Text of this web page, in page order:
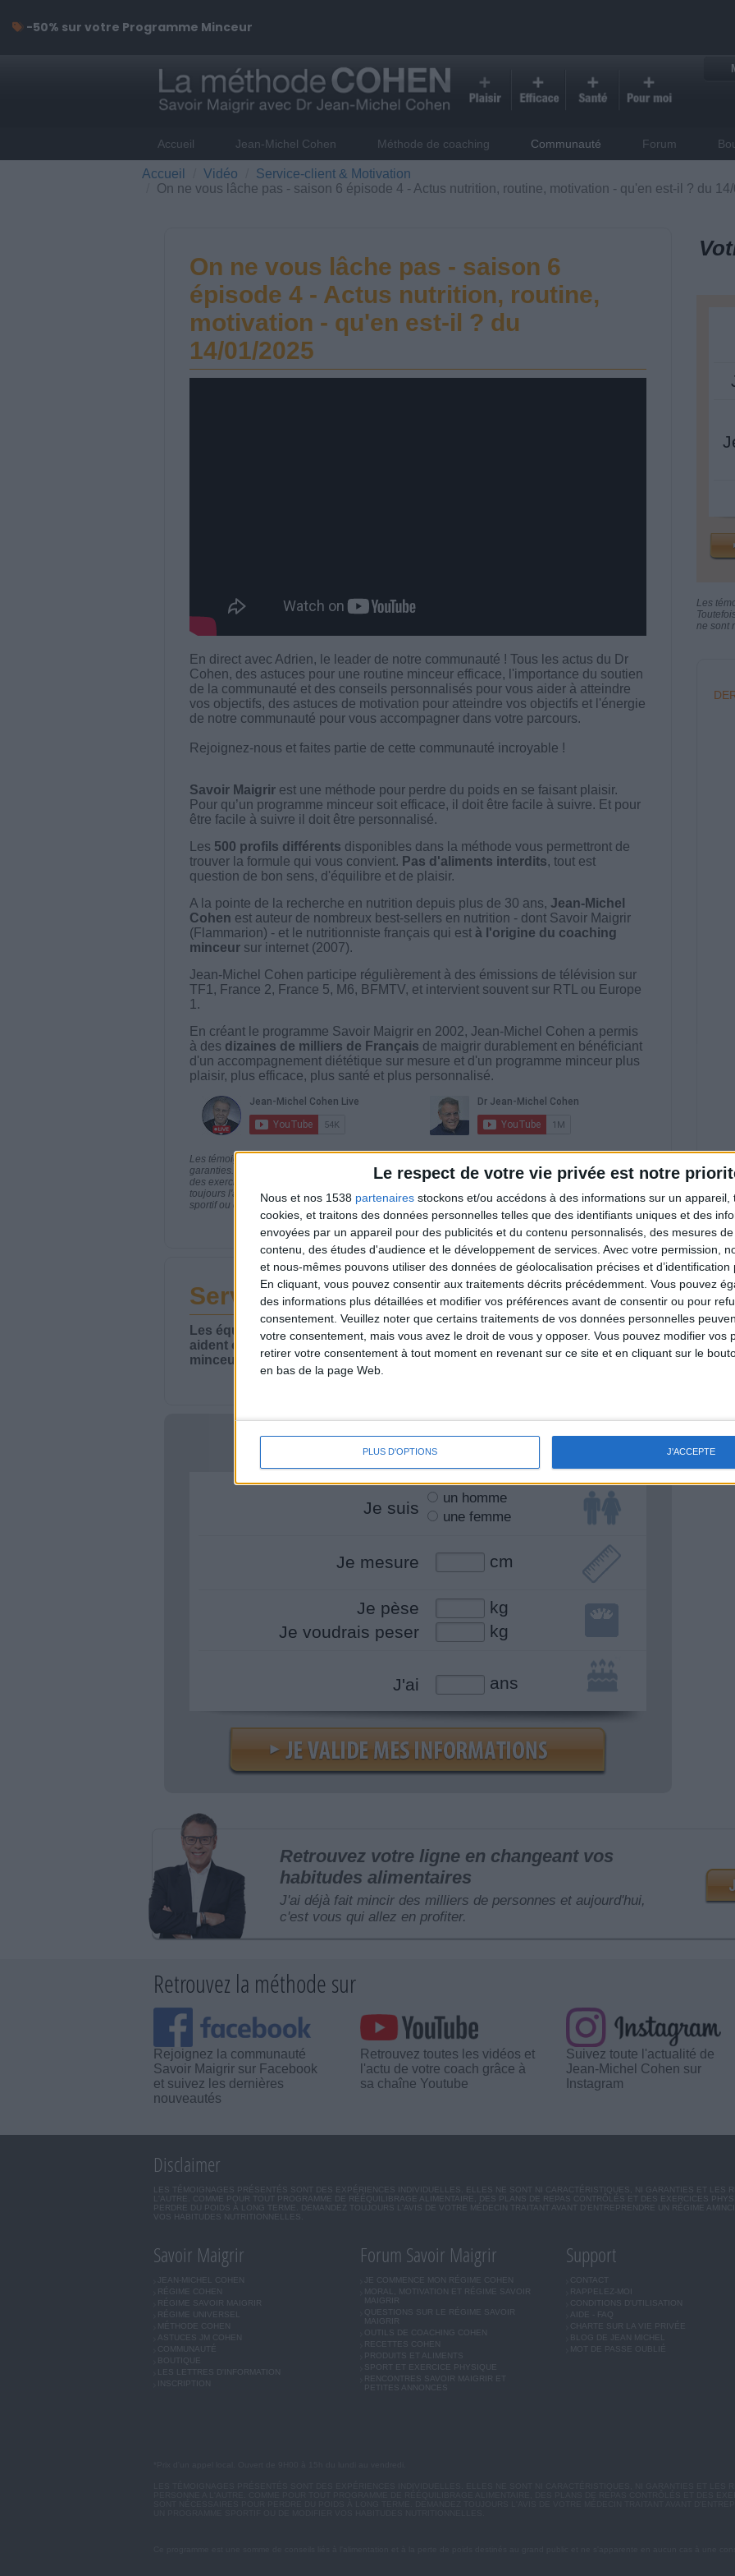
Le respect de votre vie privée est notre
Nous et nos 1538 partenaires stockons et/ou accédons à des informations sur un appareil,
cookies, et traitons des données personnelles telles que des identifiants uniques et des
envoyées par un appareil pour des publicités et du contenu personnalisés, des mesures
contenu, des études d'audience et le développement de services. Avec votre permission,
et nous-mêmes pouvons utiliser des données de géolocalisation précises et d’identification
En cliquant, vous pouvez consentir aux traitements décrits précédemment. Vous pouvez
des informations plus détaillées et modifier vos préférences avant de consentir ou pour
consentement. Veuillez noter que certains traitements de vos données personnelles
votre consentement, mais vous avez le droit de vous y opposer. Vous pouvez modifier vos
retirer votre consentement à tout moment en revenant sur ce site et en cliquant sur le
en bas de la page Web.
PLUS D'OPTIONS J'ACCEPTE
Accueil Jean-Michel Cohen Méthode de coaching Communauté Forum
Accueil Vidéo
Service-client & Motivation
On ne vous lâche pas - saison 6 épisode 4 - Actus nutrition, routine, motivation - qu'en est-il ? du
On ne vous lâche pas - saison 6
épisode 4 - Actus nutrition, routine,
motivation - qu'en est-il ? du
14/01/2025
En direct avec Adrien, le leader de notre communauté ! Tous les actus du Dr
Cohen, des astuces pour une routine minceur efficace, l'importance du soutien
de la communauté et des conseils personnalisés pour vous aider à atteindre
vos objectifs, des astuces de motivation pour atteindre vos objectifs et l'énergie
de notre communauté pour vous accompagner dans votre parcours.
Rejoignez-nous et faites partie de cette communauté incroyable !
Savoir Maigrirest une méthode pour perdre du poids en se faisant plaisir.
Pour qu’un programme minceur soit efficace, il doit être facile à suivre. Et pour
être facile à suivre il doit être personnalisé.
Les 500 profils différents disponibles dans la méthode vous permettront de
trouver la formule qui vous convient. Pas d'aliments interdits, tout est
question de bon sens, d'équilibre et de plaisir.
A la pointe de la recherche en nutrition depuis plus de 30 ans, Jean-Michel
Cohen est auteur de nombreux best-sellers en nutrition - dont Savoir Maigrir
(Flammarion) - et le nutritionniste français qui est à l'origine du coaching
minceursur internet (2007).
Jean-Michel Cohen participe régulièrement à des émissions de télévision sur
TF1, France 2, France 5, M6, BFMTV, et intervient souvent sur RTL ou Europe
1.
En créant le programme Savoir Maigrir en 2002, Jean-Michel Cohen a permis
à des dizaines de milliers de Français de maigrir durablement en bénéficiant
d'un accompagnement diététique sur mesure et d'un programme minceur plus
plaisir, plus efficace, plus santé et plus personnalisé.
Les témoignages présentés sont des expériences individuelles qui ne sont ni caractéristiques, ni
garanties. Comme pour tout programme de rééquilibrage alimentaire, des plans de repas contrôlés et
des exercices physiques réguliers sont nécessaires pour perdre du poids à long terme. Demandez
toujours l'avis de votre médecin traitant avant d'entreprendre un régime amincissant, un programme
sportif ou de modifier vos habitudes nutritionnelles.
Service-client & Motivation Voir tout
Les équipes du Service-client et de la Communauté Savoir Maigrir vous
aident chaque semaine à vous rapprocher sereinement de votre objectif
minceur.
Votre bilan minceur
Je suis
un homme
une femme
Je mesure cm
Je pèse
kg
Je voudrais peser
kg
J'ai ans
Les
ne sont
Retrouvez votre ligne en changeant vos
habitudes alimentaires
J'ai déjà fait mincir des milliers de personnes et aujourd'hui,
c'est vous qui allez en profiter.
Retrouvez la méthode sur
Rejoignez la communauté
Savoir Maigrir sur Facebook
et suivez les dernières
nouveautés
Retrouvez toutes les vidéos et
l'actu de votre coach grâce à
sa chaîne Youtube
Suivez toute l'actualité de
Jean-Michel Cohen sur
Instagram
Disclaimer
LES TÉMOIGNAGES PRÉSENTÉS SONT DES EXPÉRIENCES INDIVIDUELLES. ELLES NE SONT NI CARACTÉRISTIQUES, NI GARANTIES ET LES
L'AUTRE. COMME POUR TOUT PROGRAMME DE RÉÉQUILIBRAGE ALIMENTAIRE, DES PLANS DE REPAS CONTRÔLÉS ET DES EXERCICES
PERDRE DU POIDS À LONG TERME. DEMANDEZ TOUJOURS L'AVIS DE VOTRE MÉDECIN TRAITANT AVANT D'ENTREPRENDRE UN RÉGIME
VOS HABITUDES NUTRITIONNELLES.
Savoir Maigrir
JEAN-MICHEL COHEN
RÉGIME COHEN
RÉGIME SAVOIR MAIGRIR
RÉGIME UNIVERSEL
MÉTHODE COHEN
ASTUCES JM COHEN
COMMUNAUTÉ
BOUTIQUE
LES LETTRES D'INFORMATION
INSCRIPTION
Forum Savoir Maigrir
JE COMMENCE MON RÉGIME COHEN
MORAL, MOTIVATION ET RÉGIME SAVOIR
MAIGRIR
QUESTIONS SUR LE RÉGIME SAVOIR
MAIGRIR
OUTILS DE COACHING COHEN
RECETTES COHEN
PRODUITS ET ALIMENTS
SPORT ET EXERCICE PHYSIQUE
RENCONTRES SAVOIR MAIGRIR ET
PETITES ANNONCES
Support
CONTACT
RAPPELEZ-MOI
CONDITIONS D'UTILISATION
AIDE - FAQ
CHARTE SUR LA VIE PRIVÉE
BLOG DE JEAN MICHEL
MOT DE PASSE OUBLIÉ
-50% sur votre Programme Minceur